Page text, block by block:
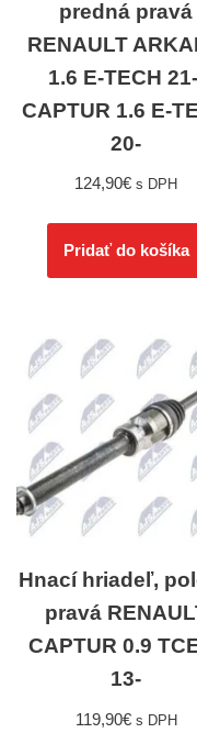
predná pravá
RENAULT
1.6 E-TECH
CAPTUR 1.6 E-
20-
124,90€ s DPH
Pridať do košíka
Hnací hriadeľ,
pravá
CAPTUR 0.9
13-
119,90€ s DPH